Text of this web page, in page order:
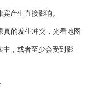
产生直接影响。
真的发生冲突，光看地图
中，或者至少会受到影